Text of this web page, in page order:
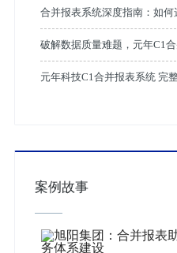
解析
合并报表系统深度指南：如何
收藏
破解数据质量难题，元年C1
智能化变革
元年科技C1合并报表系统 完
案例故事